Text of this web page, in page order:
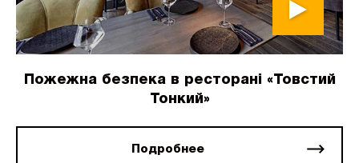
Пожежна безпека в ресторані «Товстий
Тонкий»
Подробнее